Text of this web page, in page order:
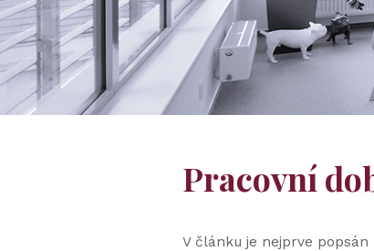
Pracovní
V článku je nejprve